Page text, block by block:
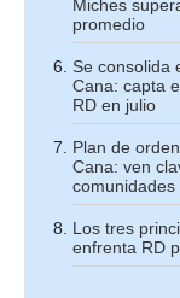
Miches
promedio
Se consolida
Cana: capta
RD en julio
Plan de
Cana: ven
comunidades
Los tres
enfrenta RD